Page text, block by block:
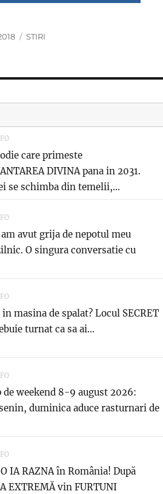
Categories
STIRI
care primeste
DIVINA pana in 2031.
se schimba din temelii,...
avut grija de nepotul meu
O singura conversatie cu
in masina de spalat? Locul SECRET
turnat ca sa ai...
de weekend 8-9 august 2026:
duminica aduce rasturnari de
IA RAZNA în România! După
EXTREMĂ vin FURTUNI